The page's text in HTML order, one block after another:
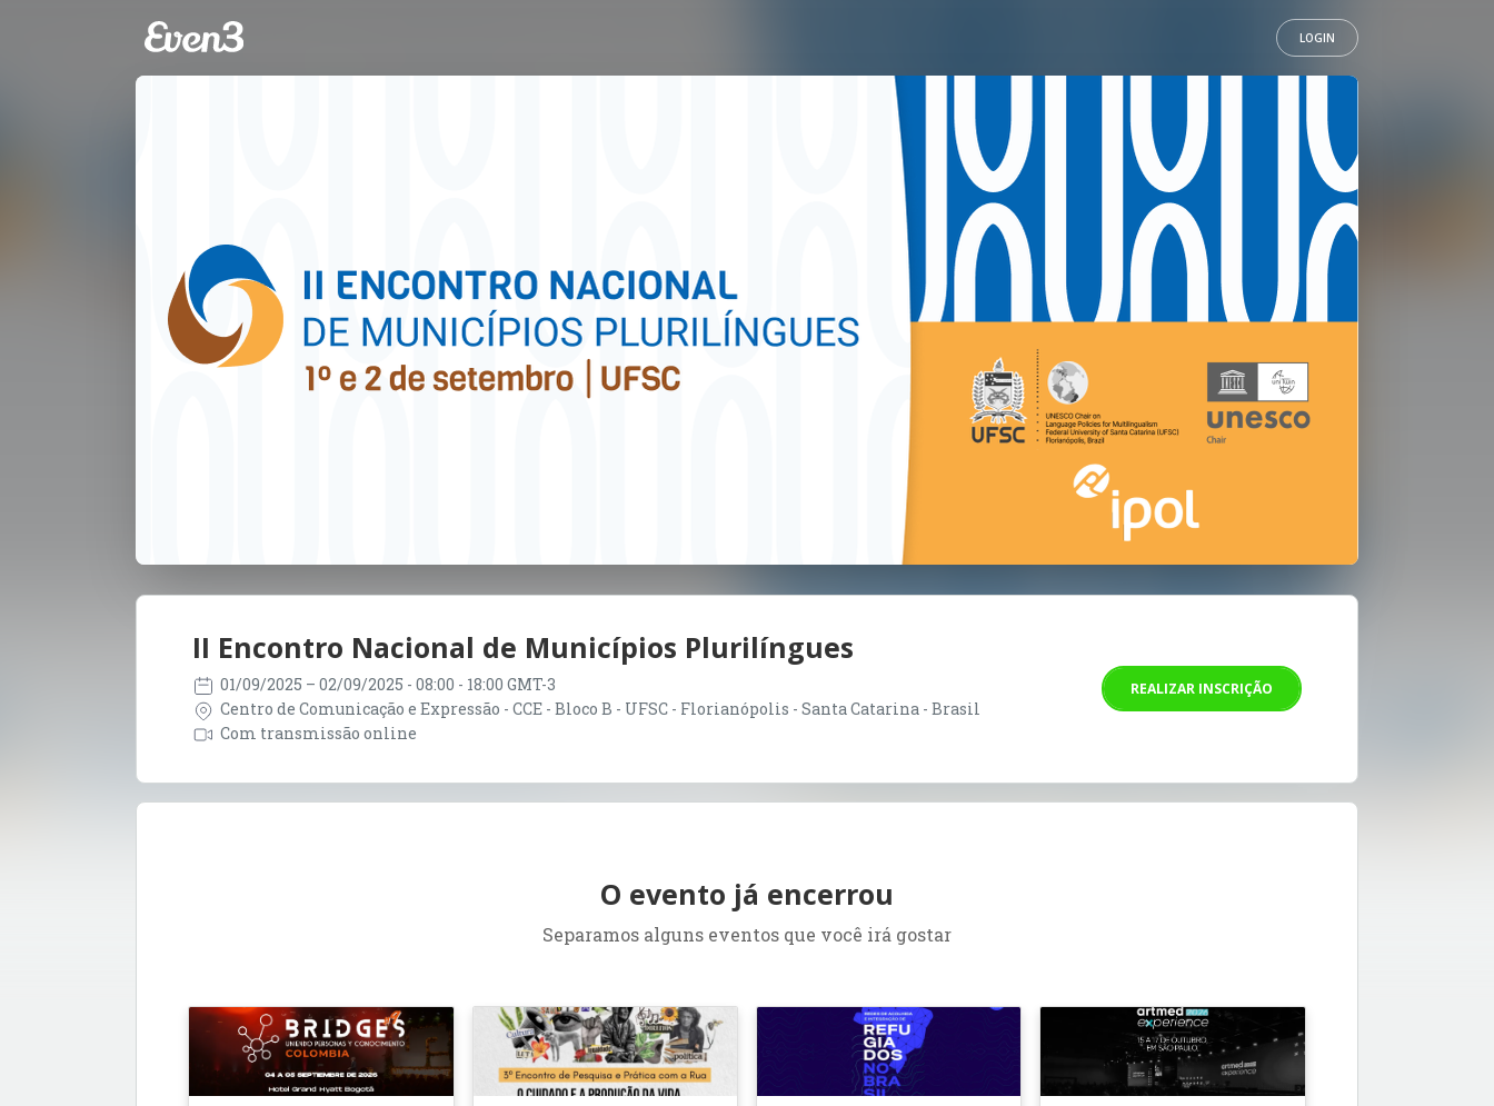
LOGIN
II Encontro Nacional de Municípios Plurilíngues
01/09/2025 – 02/09/2025 - 08:00 - 18:00 GMT-3
Centro de Comunicação e Expressão - CCE - Bloco B - UFSC - Florianópolis - Santa Catarina - Brasil
Com transmissão online
REALIZAR INSCRIÇÃO
O evento já encerrou
Separamos alguns eventos que você irá gostar